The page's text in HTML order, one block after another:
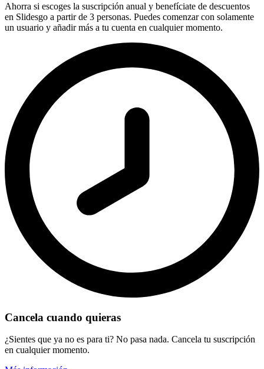
Ahorra si escoges la suscripción anual y benefíciate de descuentos
en Slidesgo a partir de 3 personas. Puedes comenzar con solamente
un usuario y añadir más a tu cuenta en cualquier momento.
Cancela cuando quieras
¿Sientes que ya no es para ti? No pasa nada. Cancela tu suscripción
en cualquier momento.